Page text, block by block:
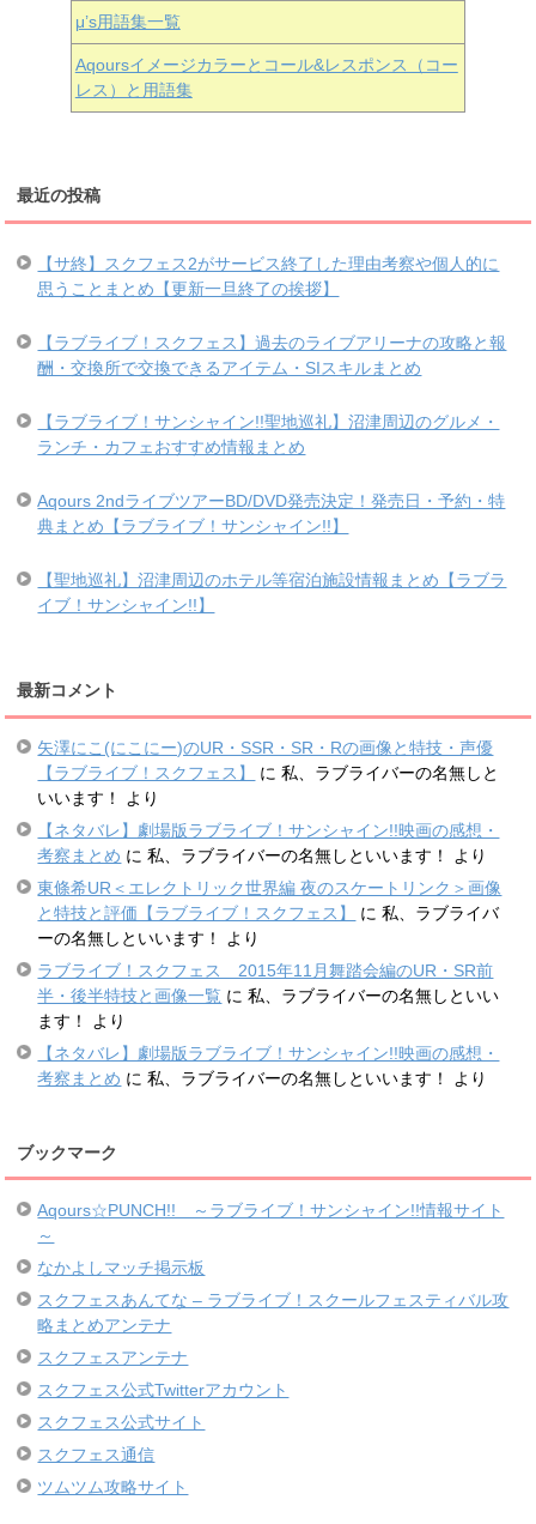
μ’s用語集一覧
Aqoursイメージカラーとコール&レスポンス（コー
レス）と用語集
最近の投稿
【サ終】スクフェス2がサービス終了した理由考察や個人的に
思うことまとめ【更新一旦終了の挨拶】
【ラブライブ！スクフェス】過去のライブアリーナの攻略と報
酬・交換所で交換できるアイテム・SIスキルまとめ
【ラブライブ！サンシャイン!!聖地巡礼】沼津周辺のグルメ・
ランチ・カフェおすすめ情報まとめ
Aqours 2ndライブツアーBD/DVD発売決定！発売日・予約・特
典まとめ【ラブライブ！サンシャイン!!】
【聖地巡礼】沼津周辺のホテル等宿泊施設情報まとめ【ラブラ
イブ！サンシャイン!!】
最新コメント
矢澤にこ(にこにー)のUR・SSR・SR・Rの画像と特技・声優
【ラブライブ！スクフェス】
に私、ラブライバーの名無しと
いいます！
より
【ネタバレ】劇場版ラブライブ！サンシャイン!!映画の感想・
考察まとめ に私、ラブライバーの名無しといいます！
より
東條希UR＜エレクトリック世界編 夜のスケートリンク＞画像
と特技と評価【ラブライブ！スクフェス】
に私、ラブライバ
ーの名無しといいます！
より
ラブライブ！スクフェス 2015年11月舞踏会編のUR・SR前
半・後半特技と画像一覧 に私、ラブライバーの名無しといい
ます！
より
【ネタバレ】劇場版ラブライブ！サンシャイン!!映画の感想・
考察まとめ に私、ラブライバーの名無しといいます！ より
ブックマーク
Aqours☆PUNCH!! ～ラブライブ！サンシャイン!!情報サイト
～
なかよしマッチ掲示板
スクフェスあんてな – ラブライブ！スクールフェスティバル攻
略まとめアンテナ
スクフェスアンテナ
スクフェス公式Twitterアカウント
スクフェス公式サイト
スクフェス通信
ツムツム攻略サイト